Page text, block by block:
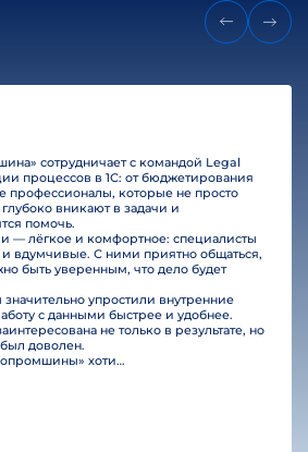
сотрудничает с командой Legal
процессов в 1С: от бюджетирования
профессионалы, которые не просто
вникают в задачи и
помочь.
— лёгкое и комфортное: специалисты
вдумчивые. С ними приятно общаться,
быть уверенным, что дело будет
упростили внутренние
с данными быстрее и удобнее.
не только в результате, но
доволен.
От всей команды «Агропромшины» хотим поблагодарить специалистов Legal Bridge за отличную работу и человеческое отношение.…